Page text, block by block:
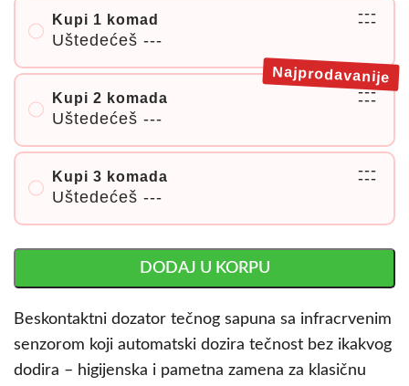
Kupi 1 komad
Uštedećeš ---
---
---
Kupi 2 komada
Uštedećeš ---
---
---
Najprodavanije
Kupi 3 komada
Uštedećeš ---
---
---
DODAJ U KORPU
Beskontaktni dozator tečnog sapuna sa infracrvenim
senzorom koji automatski dozira tečnost bez ikakvog
dodira – higijenska i pametna zamena za klasičnu